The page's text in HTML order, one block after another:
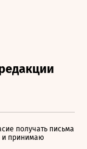
получать письма
и принимаю